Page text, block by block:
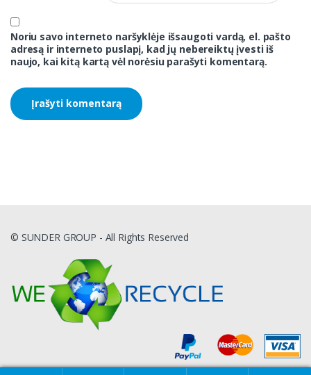
Noriu savo interneto naršyklėje išsaugoti vardą, el. pašto
adresą ir interneto puslapį, kad jų nebereiktų įvesti iš
naujo, kai kitą kartą vėl norėsiu parašyti komentarą.
© SUNDER GROUP - All Rights Reserved